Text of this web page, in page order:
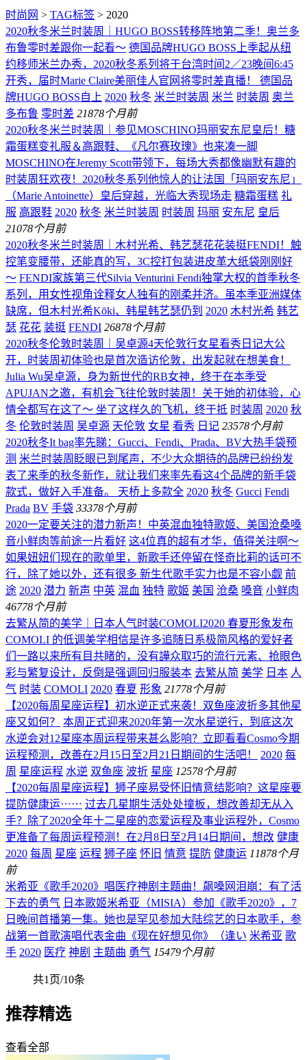
时尚网 > TAG标签 > 2020
2020秋冬米兰时装周｜HUGO BOSS转移阵地第二季！奥兰多
布鲁零时差跟你一起看～ 德国品牌HUGO BOSS上季起从纽
约移师米兰办秀，2020秋冬系列将于台湾时间2／23晚间6:45
开秀，届时Marie Claire美丽佳人官网将零时差直播！ 德国品
牌HUGO BOSS自上 2020 秋冬 米兰时装周 米兰 时装周 奥兰
多布鲁 零时差 21878个月前
2020秋冬米兰时装周｜参见MOSCHINO玛丽安东尼皇后！糖
霜蛋糕变礼服＆高跟鞋、《凡尔赛玫瑰》也来凑一脚
MOSCHINO在Jeremy Scott带领下，每场大秀都像幽默有趣的
时装周狂欢夜！2020秋冬系列他惊人的让法国「玛丽安东尼」
（Marie Antoinette）皇后穿越，光临大秀现场走 糖霜蛋糕 礼
服 高跟鞋 2020 秋冬 米兰时装周 时装周 玛丽 安东尼 皇后
21078个月前
2020秋冬米兰时装周｜木村光希、韩艺瑟花花装挺FENDI！触
控笔变腰带，还能真的写，3C控打包装进皮革大纸袋刚刚好
～ FENDI家族第三代Silvia Venturini Fendi独掌大权的首季秋冬
系列，用女性视角诠释女人独有的刚柔并济。虽本季亚洲媒体
缺席，但木村光希Kōki、韩星韩艺瑟仍到 2020 木村光希 韩艺
瑟 花花 装挺 FENDI 26878个月前
2020秋冬伦敦时装周｜吴卓源4天伦敦行女星看秀日记大公
开，时装周初体验也是首次造访伦敦，出发起就在想美食！
Julia Wu吴卓源，身为新世代的RB女神，终于在本季受
APUJAN之邀，有机会飞往伦敦时装周！关于她的初体验，心
情全都写在这了～ 坐了这样久的飞机，终于抵 时装周 2020 秋
冬 伦敦时装周 吴卓源 天伦敦 女星 看秀 日记 23578个月前
2020秋冬It bag率先睇：Gucci、Fendi、Prada、BV大热手袋预
测 米兰时装周眨眼已到尾声，不少大众期待的品牌已纷纷发
表了来季的秋冬新作，就让我们来率先看这4个品牌的新手袋
款式，做好入手准备。 天桥上多款全 2020 秋冬 Gucci Fendi
Prada BV 手袋 33378个月前
2020一定要关注的潜力新声！中英混血独特歌姬、美国沧桑嗓
音小鲜肉等前途一片看好 这4位真的超有才华，值得关注啊～
如果妞妞们现在的歌单里，新歌手还停留在怪奇比莉的话可不
行，除了她以外，还有很多 新生代歌手实力也是不容小觑 前
途 2020 潜力 新声 中英 混血 独特 歌姬 美国 沧桑 嗓音 小鲜肉
46778个月前
去繁从简的美学｜日本人气时装COMOLI2020 春夏形象发布
COMOLI 的低调美学相信是许多追随日系极简风格的爱好者
们一路以来所有目共睹的，没有譁众取巧的流行元素、抢眼色
彩与繁复设计，反倒是强调回归服装本 去繁从简 美学 日本 人
气 时装 COMOLI 2020 春夏 形象 21778个月前
【2020每周星座运程】初水逆正式来袭！双鱼座波折多其他星
座又如何？
本周正式迎来2020年第一次水星逆行，到底这次
水逆会对12星座本周运程带来甚么影响？立即看看Cosmo今期
运程预测，改善在2月15日至2月21日期间的生活吧！
2020 每
周 星座运程 水逆 双鱼座 波折 星座 12578个月前
【2020每周星座运程】狮子座易受怀旧情意结影响？这星座要
提防健康运⋯⋯ 过去几星期生活处处撞板，想改善却无从入
手？除了2020全年十二星座的恋爱运程及事业运程外，Cosmo
更准备了每周运程预测！在2月8日至2月14日期间，想改 健康
2020 每周 星座 运程 狮子座 怀旧 情意 提防 健康运 11878个月
前
米希亚《歌手2020》唱医疗神剧主题曲！飙嗓网泪崩：有了活
下去的勇气 日本歌姬米希亚（MISIA）参加《歌手2020》，7
日晚间首播第一集。她也是罕见参加大陆综艺的日本歌手，参
战第一首歌演唱代表金曲《现在好想见你》（逢い 米希亚 歌
手 2020 医疗 神剧 主题曲 勇气 15479个月前
共1页/10条
推荐精选
查看全部